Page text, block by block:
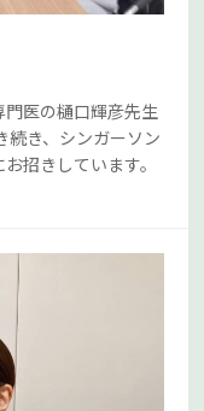
医の樋口輝彦先生
続き、シンガーソン
招きしています。